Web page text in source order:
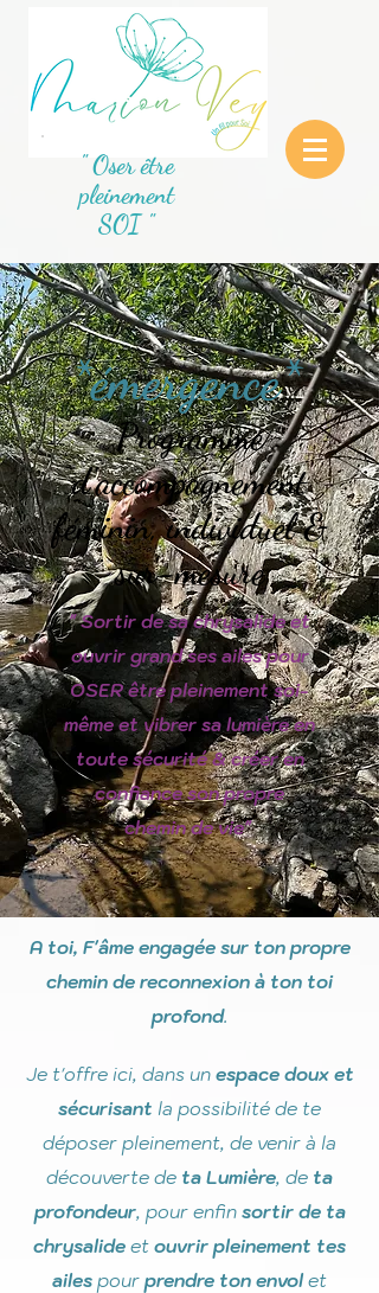
" Oser être
pleinement
SOI "
*émergence*
Programme
d'accompagnement
féminin, individuel &
sur-mesure
" Sortir de sa chrysalide et
ouvrir grand ses ailes pour
OSER être pleinement soi-
même et vibrer sa lumière en
toute sécurité & créer en
confiance son propre
chemin de vie"
A toi, F'âme engagée sur ton propre
chemin de reconnexion à ton toi
profond.
Je t'offre ici, dans un espace doux et
sécurisant la possibilité de te
déposer pleinement, de venir à la
découverte de ta Lumière, de ta
profondeur, pour enfin sortir de ta
chrysalide et ouvrir pleinement tes
ailes pour prendre ton envol et